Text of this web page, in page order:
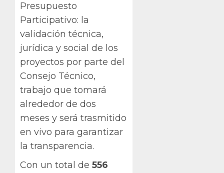
Presupuesto
Participativo: la
validación técnica,
jurídica y social de los
proyectos por parte del
Consejo Técnico,
trabajo que tomará
alrededor de dos
meses y será trasmitido
en vivo para garantizar
la transparencia.
Con un total de 556